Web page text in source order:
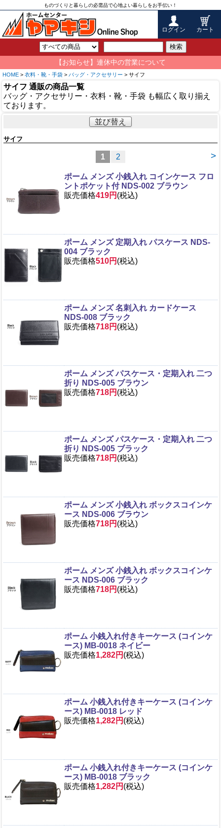
ものづくりと暮らしの必需品で心地よい暮らしをお手伝い！
ログイン カート
検索
【お知らせ】連休中の営業について
HOME > 衣料・靴・手袋 > バッグ・アクセサリー > サイフ
サイフ 通販の商品一覧
バッグ・アクセサリー・衣料・靴・手袋 も幅広く取り揃え
ております。
並び替え
サイフ
>
1 2
ポーム メンズ 小銭入れ コインケース フロ
ントポケット付 NDS-002 ブラウン
販売価格419円 (税込)
ポーム メンズ 定期入れ パスケース NDS-
004 ブラック
販売価格510円 (税込)
ポーム メンズ 名刺入れ カードケース
NDS-008 ブラック
販売価格718円 (税込)
ポーム メンズ パスケース・定期入れ 二つ
折り NDS-005 ブラウン
販売価格718円 (税込)
ポーム メンズ パスケース・定期入れ 二つ
折り NDS-005 ブラック
販売価格718円 (税込)
ポーム メンズ 小銭入れ ボックスコインケ
ース NDS-006 ブラウン
販売価格718円 (税込)
ポーム メンズ 小銭入れ ボックスコインケ
ース NDS-006 ブラック
販売価格718円 (税込)
ポーム 小銭入れ付きキーケース (コインケ
ース) MB-0018 ネイビー
販売価格1,282円 (税込)
ポーム 小銭入れ付きキーケース (コインケ
ース) MB-0018 レッド
販売価格1,282円 (税込)
ポーム 小銭入れ付きキーケース (コインケ
ース) MB-0018 ブラック
販売価格1,282円 (税込)